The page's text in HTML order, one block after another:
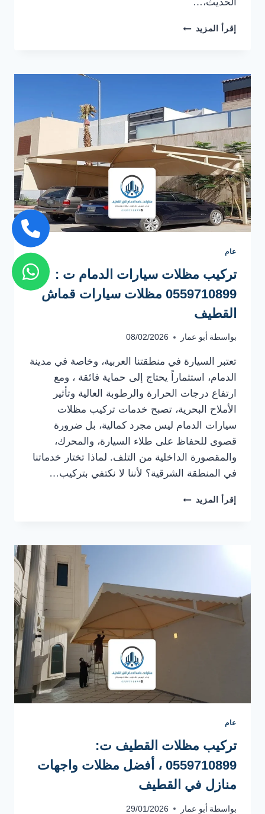
الحديث،…
إقرأ المزيد تصميم
ت:
مظلات
حديثة
الخبر
عام
تركيب مظلات سيارات الدمام ت :
0559710899 مظلات سيارات قماش
القطيف
بواسطة أبو عمار 08/02/2026
​تعتبر السيارة في منطقتنا العربية، وخاصة في مدينة
الدمام، استثماراً يحتاج إلى حماية فائقة ، ومع
ارتفاع درجات الحرارة والرطوبة العالية وتأثير
الأملاح البحرية، تصبح خدمات تركيب مظلات
سيارات الدمام ليس مجرد كمالية، بل ضرورة
قصوى للحفاظ على طلاء السيارة، والمحرك،
والمقصورة الداخلية من التلف. ​لماذا تختار خدماتنا
في المنطقة الشرقية؟ ​لأننا لا نكتفي بتركيب…
إقرأ المزيد تركيب
ت
سيارات
قماش
القطيف
عام
تركيب مظلات القطيف ت:
0559710899 ، أفضل مظلات واجهات
منازل في القطيف
بواسطة أبو عمار 29/01/2026